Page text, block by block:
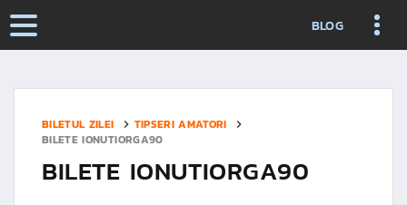
BLOG
BILETUL ZILEI
TIPSERI AMATORI
BILETE IONUTIORGA90
BILETE IONUTIORGA90